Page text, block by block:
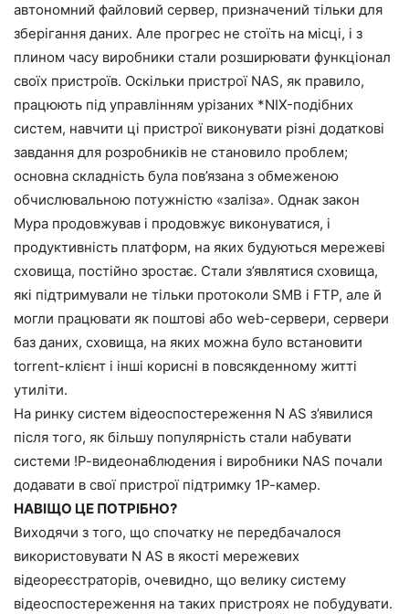
автономний файловий сервер, призначений тільки для
зберігання даних. Але прогрес не стоїть на місці, і з
плином часу виробники стали розширювати функціонал
своїх пристроїв. Оскільки пристрої NAS, як правило,
працюють під управлінням урізаних *NIX-подібних
систем, навчити ці пристрої виконувати різні додаткові
завдання для розробників не становило проблем;
основна складність була пов’язана з обмеженою
обчислювальною потужністю «заліза». Однак закон
Мура продовжував і продовжує виконуватися, і
продуктивність платформ, на яких будуються мережеві
сховища, постійно зростає. Стали з’являтися сховища,
які підтримували не тільки протоколи SMB і FTP, але й
могли працювати як поштові або web-сервери, сервери
баз даних, сховища, на яких можна було встановити
torrent-клієнт і інші корисні в повсякденному житті
утиліти.
На ринку систем відеоспостереження N AS з’явилися
після того, як більшу популярність стали набувати
системи !Р-видеона6людения і виробники NAS почали
додавати в свої пристрої підтримку 1Р-камер.
НАВІЩО ЦЕ ПОТРІБНО?
Виходячи з того, що спочатку не передбачалося
використовувати N AS в якості мережевих
відеореєстраторів, очевидно, що велику систему
відеоспостереження на таких пристроях не побудувати.